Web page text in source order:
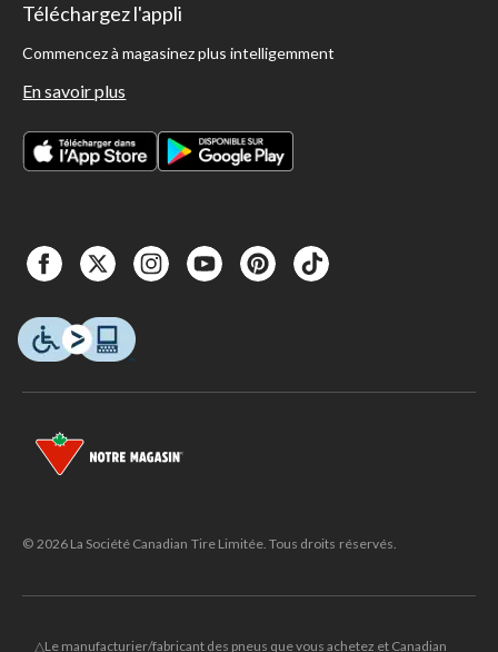
Téléchargez l'appli
Commencez à magasinez plus intelligemment
En savoir plus
© 2026 La Société Canadian Tire Limitée. Tous droits réservés.
△Le manufacturier/fabricant des pneus que vous achetez et Canadian